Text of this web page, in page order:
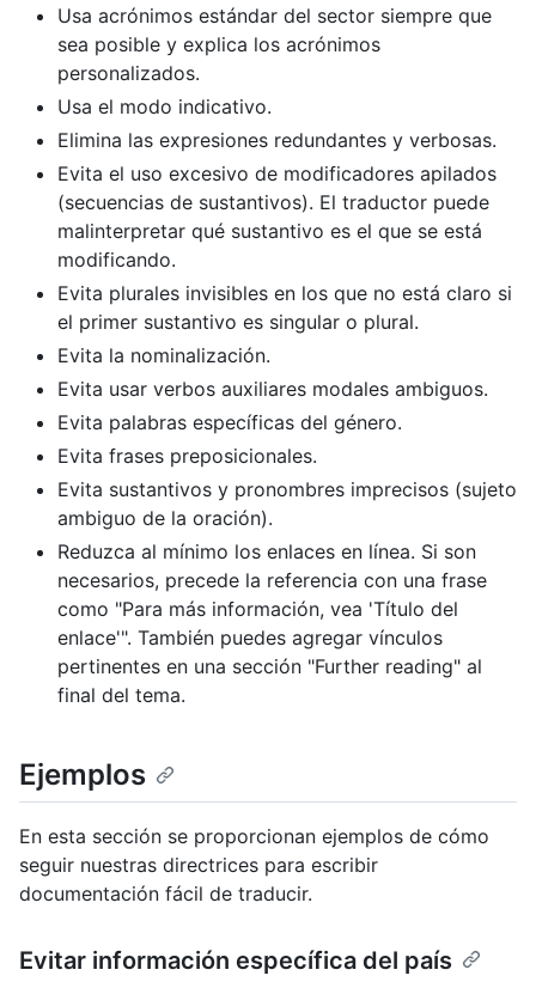
Usa acrónimos estándar del sector siempre que
sea posible y explica los acrónimos
personalizados.
Usa el modo indicativo.
Elimina las expresiones redundantes y verbosas.
Evita el uso excesivo de modificadores apilados
(secuencias de sustantivos). El traductor puede
malinterpretar qué sustantivo es el que se está
modificando.
Evita plurales invisibles en los que no está claro si
el primer sustantivo es singular o plural.
Evita la nominalización.
Evita usar verbos auxiliares modales ambiguos.
Evita palabras específicas del género.
Evita frases preposicionales.
Evita sustantivos y pronombres imprecisos (sujeto
ambiguo de la oración).
Reduzca al mínimo los enlaces en línea. Si son
necesarios, precede la referencia con una frase
como "Para más información, vea 'Título del
enlace'". También puedes agregar vínculos
pertinentes en una sección "Further reading" al
final del tema.
Ejemplos
En esta sección se proporcionan ejemplos de cómo
seguir nuestras directrices para escribir
documentación fácil de traducir.
Evitar información específica del país